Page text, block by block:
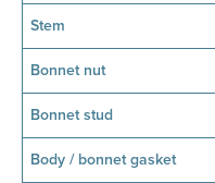
Stem
Bonnet nut
Bonnet stud
Body / bonnet gasket